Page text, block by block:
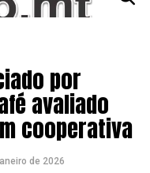
por
avaliado
cooperativa
de 2026